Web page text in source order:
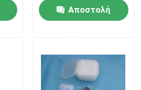
ατομικής
απορρόφησης
Αποστολή